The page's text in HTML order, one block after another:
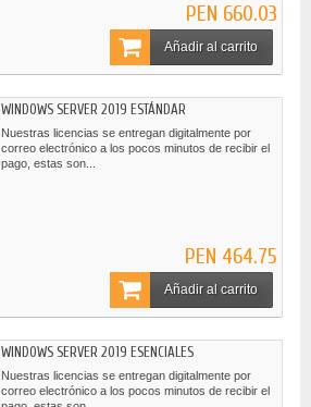
PEN 660.03
Añadir al carrito
WINDOWS SERVER 2019 ESTÁNDAR
Nuestras licencias se entregan digitalmente por
correo electrónico a los pocos minutos de recibir el
pago, estas son...
PEN 464.75
Añadir al carrito
WINDOWS SERVER 2019 ESENCIALES
Nuestras licencias se entregan digitalmente por
correo electrónico a los pocos minutos de recibir el